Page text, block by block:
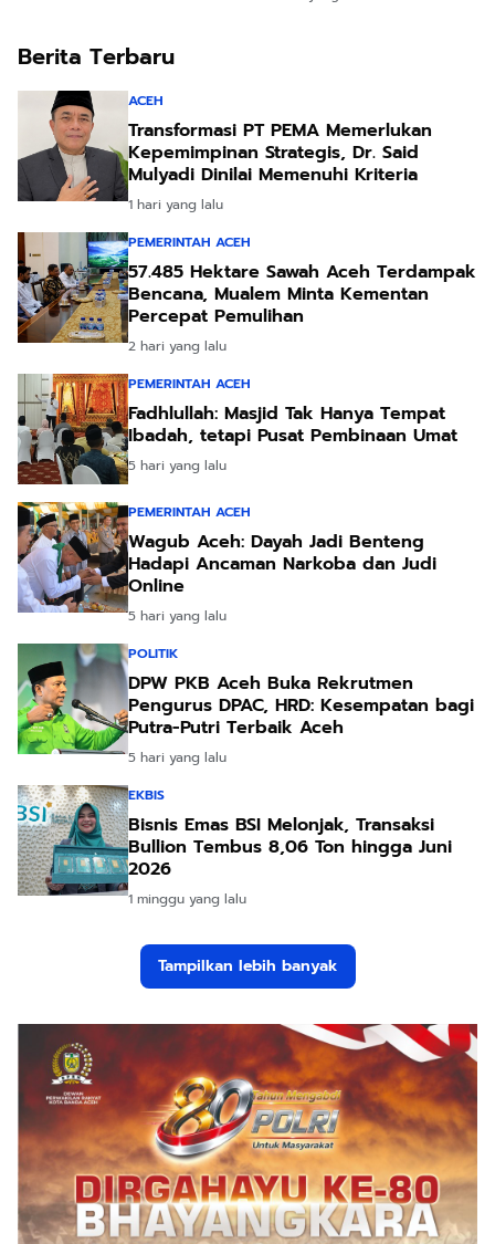
Bantu Korban Banjir
Berita Terbaru
ACEH
Transformasi PT PEMA Memerlukan
Kepemimpinan Strategis, Dr. Said
Mulyadi Dinilai Memenuhi Kriteria
1 hari yang lalu
PEMERINTAH ACEH
57.485 Hektare Sawah Aceh Terdampak
Bencana, Mualem Minta Kementan
Percepat Pemulihan
2 hari yang lalu
PEMERINTAH ACEH
Fadhlullah: Masjid Tak Hanya Tempat
Ibadah, tetapi Pusat Pembinaan Umat
5 hari yang lalu
PEMERINTAH ACEH
Wagub Aceh: Dayah Jadi Benteng
Hadapi Ancaman Narkoba dan Judi
Online
5 hari yang lalu
POLITIK
DPW PKB Aceh Buka Rekrutmen
Pengurus DPAC, HRD: Kesempatan bagi
Putra-Putri Terbaik Aceh
5 hari yang lalu
EKBIS
Bisnis Emas BSI Melonjak, Transaksi
Bullion Tembus 8,06 Ton hingga Juni
2026
1 minggu yang lalu
Tampilkan lebih banyak